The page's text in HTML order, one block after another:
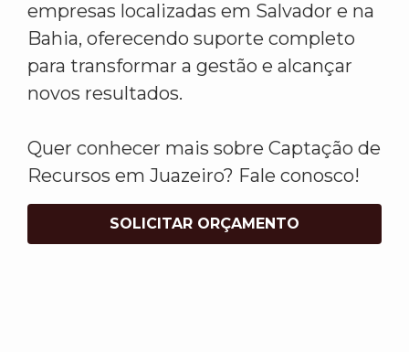
empresas localizadas em Salvador e na
Bahia, oferecendo suporte completo
para transformar a gestão e alcançar
novos resultados.
Quer conhecer mais sobre Captação de
Recursos em Juazeiro? Fale conosco!
SOLICITAR ORÇAMENTO